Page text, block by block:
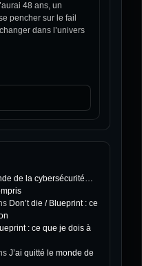
48 ans, un
pencher sur le fail
dans l’univers
de la cybersécurité…
Don’t die / Blueprint : ce
: ce que je dois à
J’ai quitté le monde de